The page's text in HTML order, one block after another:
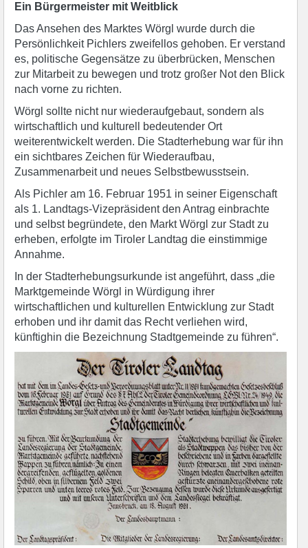
Ein Bürgermeister mit Weitblick
Das Ansehen des Marktes Wörgl wurde durch die
Persönlichkeit Pichlers zweifellos gehoben. Er verstand
es, politische Gegensätze zu überbrücken, Menschen
zur Mitarbeit zu bewegen und trotz großer Not den Blick
nach vorne zu richten.
Wörgl sollte nicht nur wiederaufgebaut, sondern als
wirtschaftlich und kulturell bedeutender Ort
weiterentwickelt werden. Die Stadterhebung war für ihn
ein sichtbares Zeichen für Wiederaufbau,
Zusammenarbeit und neues Selbstbewusstsein.
Als Pichler am 16. Februar 1951 in seiner Eigenschaft
als 1. Landtags-Vizepräsident den Antrag einbrachte
und selbst begründete, den Markt Wörgl zur Stadt zu
erheben, erfolgte im Tiroler Landtag die einstimmige
Annahme.
In der Stadterhebungsurkunde ist angeführt, dass „die
Marktgemeinde Wörgl in Würdigung ihrer
wirtschaftlichen und kulturellen Entwicklung zur Stadt
erhoben und ihr damit das Recht verliehen wird,
künftighin die Bezeichnung Stadtgemeinde zu führen“.